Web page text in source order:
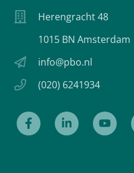
Herengracht 48
1015 BN Amsterdam
info@pbo.nl
(020) 6241934